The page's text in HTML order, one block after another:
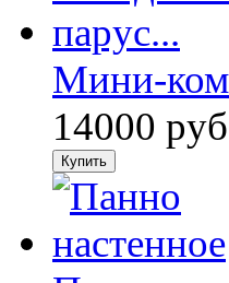
Мини-
14000 руб